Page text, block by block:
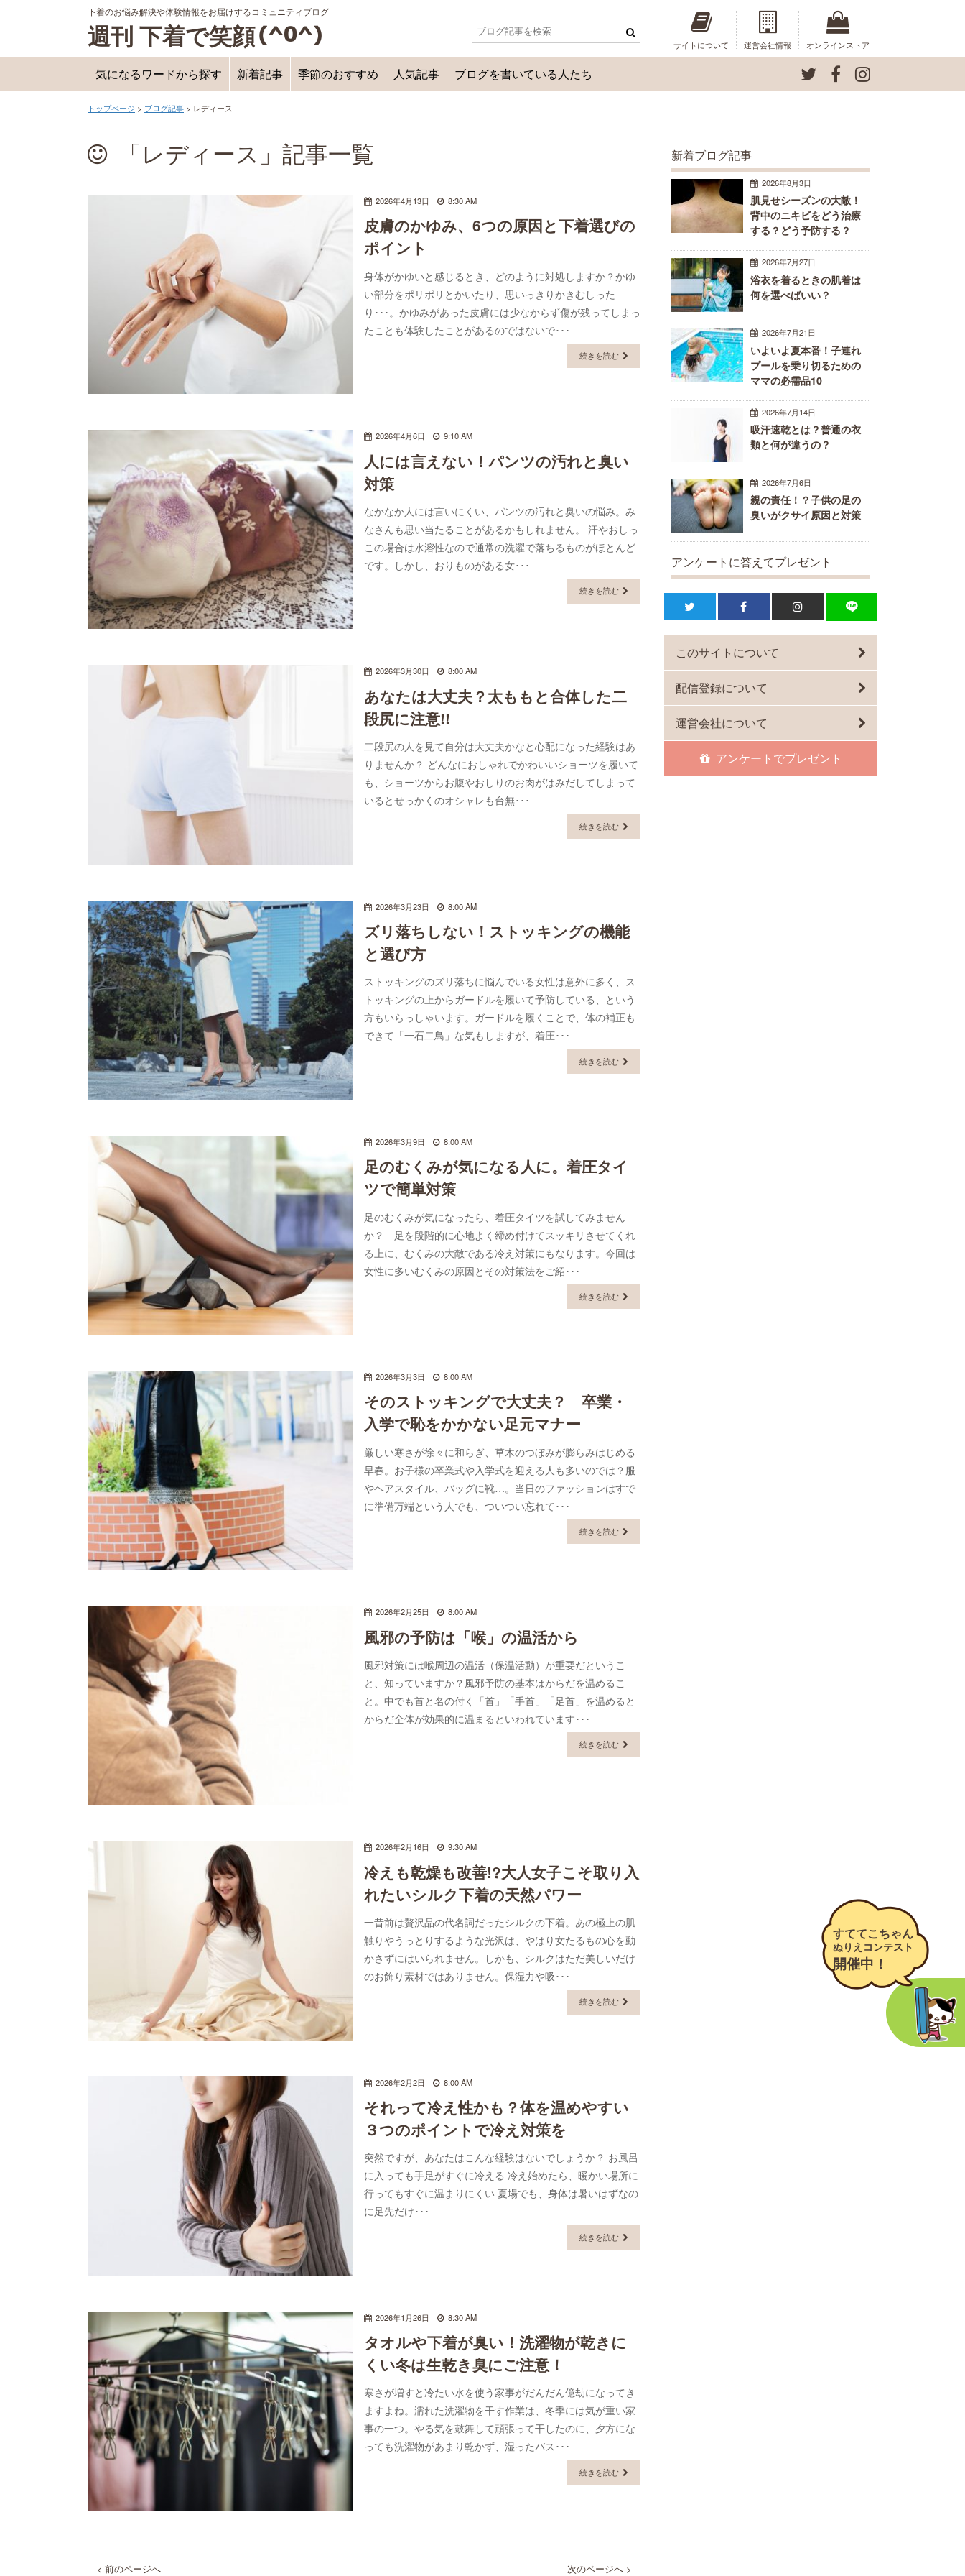
週刊 下着で笑顔
下着のお悩み解決や体験情報をお届けするコミュニティブログ
サイトについて 運営会社情報 オンラインストア
気になるワードから探す 新着記事 季節のおすすめ 人気記事 ブログを書いている人たち
トップページ > ブログ記事 > レディース
「レディース」記事一覧
2026年4月13日 8:30 AM
皮膚のかゆみ、6つの原因と下着選びの
ポイント
身体がかゆいと感じるとき、どのように対処しますか？かゆ
い部分をポリポリとかいたり、思いっきりかきむしった
り･･･。かゆみがあった皮膚には少なからず傷が残ってしまっ
たことも体験したことがあるのではないで･･･
続きを読む
2026年4月6日 9:10 AM
人には言えない！パンツの汚れと臭い
対策
なかなか人には言いにくい、パンツの汚れと臭いの悩み。み
なさんも思い当たることがあるかもしれません。 汗やおしっ
この場合は水溶性なので通常の洗濯で落ちるものがほとんど
です。しかし、おりものがある女･･･
続きを読む
2026年3月30日 8:00 AM
あなたは大丈夫？太ももと合体した二
段尻に注意!!
二段尻の人を見て自分は大丈夫かなと心配になった経験はあ
りませんか？ どんなにおしゃれでかわいいショーツを履いて
も、ショーツからお腹やおしりのお肉がはみだしてしまって
いるとせっかくのオシャレも台無･･･
続きを読む
2026年3月23日 8:00 AM
ズリ落ちしない！ストッキングの機能
と選び方
ストッキングのズリ落ちに悩んでいる女性は意外に多く、ス
トッキングの上からガードルを履いて予防している、という
方もいらっしゃいます。ガードルを履くことで、体の補正も
できて「一石二鳥」な気もしますが、着圧･･･
続きを読む
2026年3月9日 8:00 AM
足のむくみが気になる人に。着圧タイ
ツで簡単対策
足のむくみが気になったら、着圧タイツを試してみません
か？ 足を段階的に心地よく締め付けてスッキリさせてくれ
る上に、むくみの大敵である冷え対策にもなります。今回は
女性に多いむくみの原因とその対策法をご紹･･･
続きを読む
2026年3月3日 8:00 AM
そのストッキングで大丈夫？ 卒業・
入学で恥をかかない足元マナー
厳しい寒さが徐々に和らぎ、草木のつぼみが膨らみはじめる
早春。お子様の卒業式や入学式を迎える人も多いのでは？服
やヘアスタイル、バッグに靴…。当日のファッションはすで
に準備万端という人でも、ついつい忘れて･･･
続きを読む
2026年2月25日 8:00 AM
風邪の予防は「喉」の温活から
風邪対策には喉周辺の温活（保温活動）が重要だというこ
と、知っていますか？風邪予防の基本はからだを温めるこ
と。中でも首と名の付く「首」「手首」「足首」を温めると
からだ全体が効果的に温まるといわれています･･･
続きを読む
2026年2月16日 9:30 AM
冷えも乾燥も改善!?大人女子こそ取り入
れたいシルク下着の天然パワー
一昔前は贅沢品の代名詞だったシルクの下着。あの極上の肌
触りやうっとりするような光沢は、やはり女たるもの心を動
かさずにはいられません。しかも、シルクはただ美しいだけ
のお飾り素材ではありません。保湿力や吸･･･
続きを読む
2026年2月2日 8:00 AM
それって冷え性かも？体を温めやすい
３つのポイントで冷え対策を
突然ですが、あなたはこんな経験はないでしょうか？ お風呂
に入っても手足がすぐに冷える 冷え始めたら、暖かい場所に
行ってもすぐに温まりにくい 夏場でも、身体は暑いはずなの
に足先だけ･･･
続きを読む
2026年1月26日 8:30 AM
タオルや下着が臭い！洗濯物が乾きに
くい冬は生乾き臭にご注意！
寒さが増すと冷たい水を使う家事がだんだん億劫になってき
ますよね。濡れた洗濯物を干す作業は、冬季には気が重い家
事の一つ。やる気を鼓舞して頑張って干したのに、夕方にな
っても洗濯物があまり乾かず、湿ったバス･･･
続きを読む
< 前のページへ 次のページへ >
新着ブログ記事
2026年8月3日
肌見せシーズンの大敵！
背中のニキビをどう治療
する？どう予防する？
2026年7月27日
浴衣を着るときの肌着は
何を選べばいい？
2026年7月21日
いよいよ夏本番！子連れ
プールを乗り切るための
ママの必需品10
2026年7月14日
吸汗速乾とは？普通の衣
類と何が違うの？
2026年7月6日
親の責任！？子供の足の
臭いがクサイ原因と対策
アンケートに答えてプレゼント
このサイトについて
配信登録について
運営会社について
アンケートでプレゼント
すててこちゃん
ぬりえコンテスト
開催中！